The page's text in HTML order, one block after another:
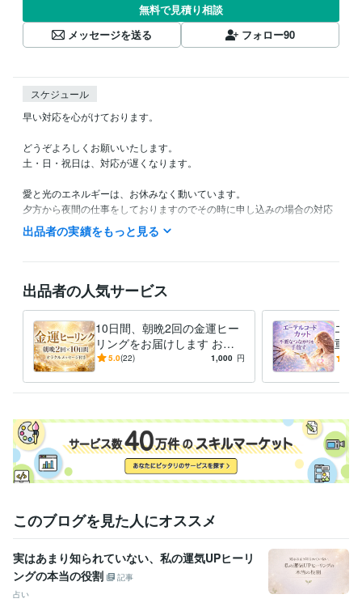
無料で見積り相談
メッセージを送る
フォロー90
スケジュール
早い対応を心がけております。
どうぞよろしくお願いいたします。
土・日・祝日は、対応が遅くなります。
愛と光のエネルギーは、お休みなく動いています。
夕方から夜間の仕事をしておりますのでその時に申し込みの場合の対応
は、翌日になります。
22時以降は就寝していることが多いので翌日の対応になります。
経験職種
営業 / 個人営業 経験年数 : 5年
営業 / 営業事務・アシスタント 経験年数 : 5年
カスタマーサポート・カスタマーサクセス / カスタマーサポート・ヘ
ルプデスク
経験年数 : 4年
事務・ビジネスサポート / 事務（一般事務） 経験年数 : 5年
ライフスタイル・その他 / 占い師
その他ツール
エネルギーワーク:6年 タロットカード:2年 オラクルカード:1年
出品者の実績をもっと見る
出品者の人気サービス
10日間、朝晩2回の金運ヒー
リングをお届けします お金
への不安や重たい気持ちを整
5.0(22) 1,000 円
エー
重た
人間
このブログを見た人にオススメ
実はあまり知られていない、私の運気UPヒーリ
ングの本当の役割
記事
占い